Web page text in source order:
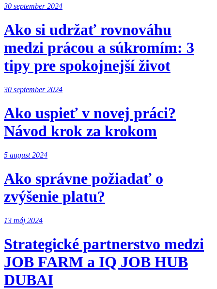
30 september 2024
Ako si udržať rovnováhu
medzi prácou a súkromím: 3
tipy pre spokojnejší život
30 september 2024
Ako uspieť v novej práci?
Návod krok za krokom
5 august 2024
Ako správne požiadať o
zvýšenie platu?
13 máj 2024
Strategické partnerstvo medzi
JOB FARM a IQ JOB HUB
DUBAI